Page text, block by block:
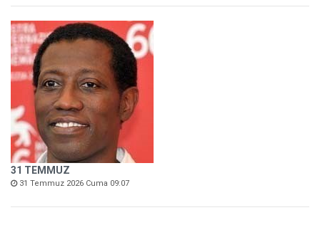
31 TEMMUZ
31 Temmuz 2026 Cuma 09:07